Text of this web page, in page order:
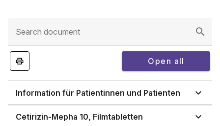
Search document
Open all
Information für Patientinnen und Patienten
Cetirizin-Mepha 10, Filmtabletten